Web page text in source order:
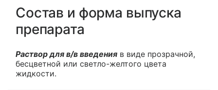
Состав и форма выпуска
препарата
Раствор для в/в введения в виде прозрачной,
бесцветной или светло-желтого цвета
жидкости.